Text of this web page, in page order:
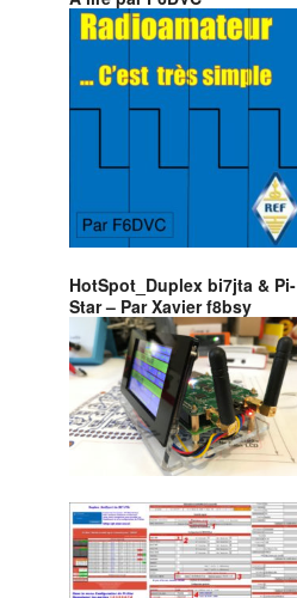
HotSpot_Duplex bi7jta & Pi-
Star – Par Xavier f8bsy